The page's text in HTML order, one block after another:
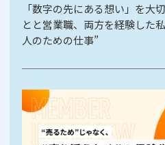
「数字の先にある想い」を大
とと営業職、両方を経験した
人のための仕事”